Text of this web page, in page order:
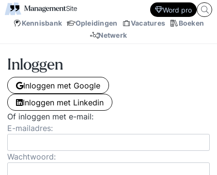
Kennisbank Opleidingen Vacatures
Boeken
Netwerk
Word pro
Inloggen
Inloggen met Google
Inloggen met Linkedin
Of inloggen met e-mail:
E-mailadres:
Wachtwoord: